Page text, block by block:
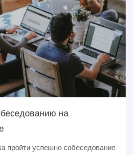
на
пройти успешно собеседование